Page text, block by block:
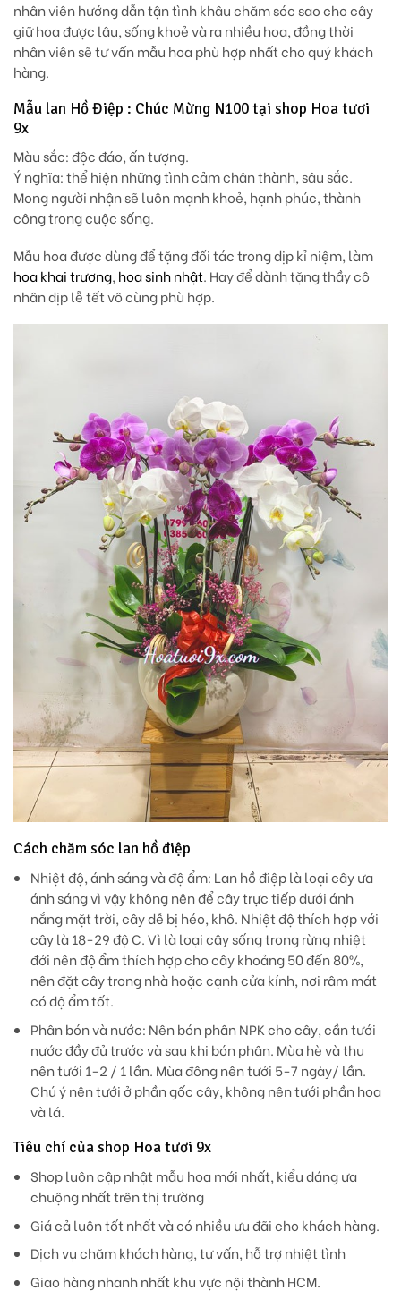
nhân viên hướng dẫn tận tình khâu chăm sóc sao cho cây
giữ hoa được lâu, sống khoẻ và ra nhiều hoa, đồng thời
nhân viên sẽ tư vấn mẫu hoa phù hợp nhất cho quý khách
hàng.
Mẫu lan Hồ Điệp : Chúc Mừng N100 tại shop Hoa tươi
9x
Màu sắc: độc đáo, ấn tượng.
Ý nghĩa: thể hiện những tình cảm chân thành, sâu sắc.
Mong người nhận sẽ luôn mạnh khoẻ, hạnh phúc, thành
công trong cuộc sống.
Mẫu hoa được dùng để tặng đối tác trong dịp kỉ niệm, làm
hoa khai trương, hoa sinh nhật. Hay để dành tặng thầy cô
nhân dịp lễ tết vô cùng phù hợp.
Cách chăm sóc lan hồ điệp
Nhiệt độ, ánh sáng và độ ẩm: Lan hồ điệp là loại cây ưa
ánh sáng vì vậy không nên để cây trực tiếp dưới ánh
nắng mặt trời, cây dễ bị héo, khô. Nhiệt độ thích hợp với
cây là 18-29 độ C. Vì là loại cây sống trong rừng nhiệt
đới nên độ ẩm thích hợp cho cây khoảng 50 đến 80%,
nên đặt cây trong nhà hoặc cạnh cửa kính, nơi râm mát
có độ ẩm tốt.
Phân bón và nước: Nên bón phân NPK cho cây, cần tưới
nước đầy đủ trước và sau khi bón phân. Mùa hè và thu
nên tưới 1-2 / 1 lần. Mùa đông nên tưới 5-7 ngày/ lần.
Chú ý nên tưới ở phần gốc cây, không nên tưới phần hoa
và lá.
Tiêu chí của shop Hoa tươi 9x
Shop luôn cập nhật mẫu hoa mới nhất, kiểu dáng ưa
chuộng nhất trên thị trường
Giá cả luôn tốt nhất và có nhiều ưu đãi cho khách hàng.
Dịch vụ chăm khách hàng, tư vấn, hỗ trợ nhiệt tình
Giao hàng nhanh nhất khu vực nội thành HCM.